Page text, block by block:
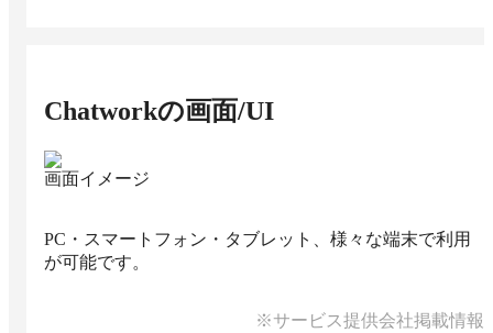
Chatworkの画面/UI
画面イメージ
PC・スマートフォン・タブレット、様々な端末で利用
が可能です。
※サービス提供会社掲載情報